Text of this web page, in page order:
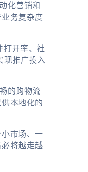
化营销和
务复杂度
打开率、社
现推广投入
的购物流
本地化的
市场、一
将越走越